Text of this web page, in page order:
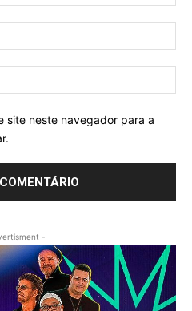
site neste navegador para a
-